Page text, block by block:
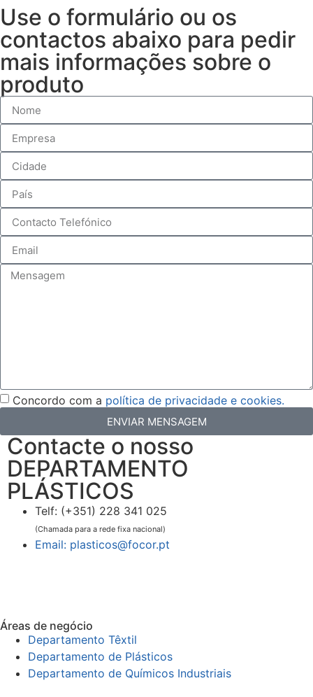
Use o formulário ou os
contactos abaixo para pedir
mais informações sobre o
produto
Concordo com a política de privacidade e cookies.
ENVIAR MENSAGEM
Contacte o nosso
DEPARTAMENTO
PLÁSTICOS
Telf: (+351) 228 341 025
(Chamada para a rede fixa nacional)
Email: plasticos@focor.pt
Áreas de negócio
Departamento Têxtil
Departamento de Plásticos
Departamento de Químicos Industriais